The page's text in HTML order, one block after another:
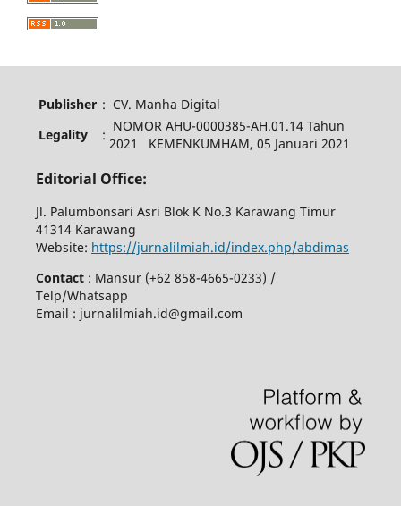
Publisher : CV. Manha Digital
Legality
:
NOMOR AHU-0000385-AH.01.14 Tahun
2021 KEMENKUMHAM, 05 Januari 2021
Editorial Office:
Jl. Palumbonsari Asri Blok K No.3 Karawang Timur
41314 Karawang
Website: https://jurnalilmiah.id/index.php/abdimas
Contact: Mansur (+62 858-4665-0233) /
Telp/Whatsapp
Email : jurnalilmiah.id@gmail.com